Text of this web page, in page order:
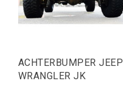
ACHTERBUMPER JEEP
WRANGLER JK